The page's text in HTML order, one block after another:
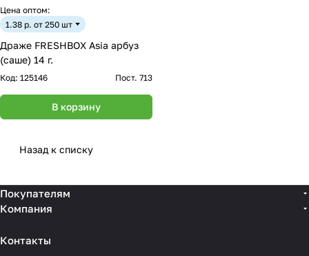
Цена оптом:
1.38 р. от 250 шт
Драже FRESHBOX Asia арбуз
(саше) 14 г.
Код: 125146 Пост. 713
В корзину
Назад к списку
Покупателям
Компания
Контакты